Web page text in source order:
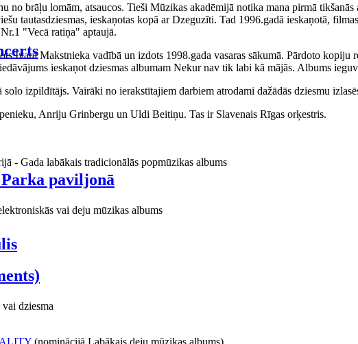
paviljonā
brāļu lomām, atsaucos. Tieši Mūzikas akadēmijā notika mana pirmā
tautasdziesmas, ieskaņotas kopā ar Dzeguzīti. Tad 1996.gadā ieskaņotā,
"Vecā ratiņa" aptaujā.
Ivara Makstnieka vadībā un izdots 1998.gada vasaras sākumā. Pārdoto
ieskaņot dziesmas albumam Nekur nav tik labi kā mājās. Albums
izpildītājs. Vairāki no ierakstītajiem darbiem atrodami dažādās dziesmu
Anriju Grinbergu un Uldi Beitiņu. Tas ir Slavenais Rīgas orķestris.
- Gada labākais tradicionālās popmūzikas albums
vai deju mūzikas albums
dziesma
(nominācijā Labākais deju mūzikas albums)